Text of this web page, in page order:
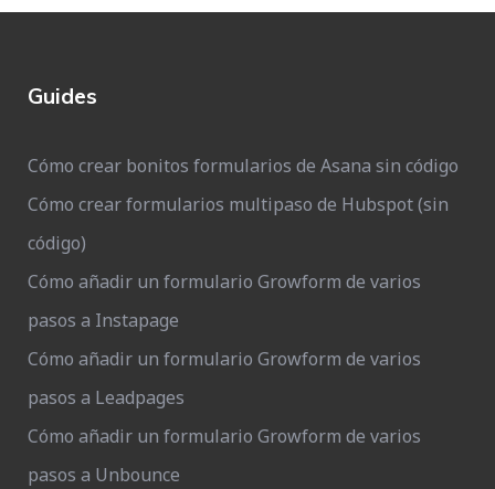
Guides
Cómo crear bonitos formularios de Asana sin código
Cómo crear formularios multipaso de Hubspot (sin
código)
Cómo añadir un formulario Growform de varios
pasos a Instapage
Cómo añadir un formulario Growform de varios
pasos a Leadpages
Cómo añadir un formulario Growform de varios
pasos a Unbounce